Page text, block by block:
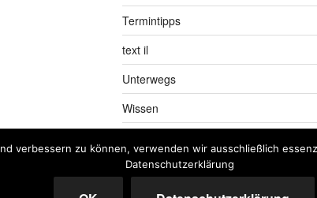
Termintipps
text il
Unterwegs
Wissen
verbessern zu können, verwenden wir ausschließlich
Datenschutzerklärung